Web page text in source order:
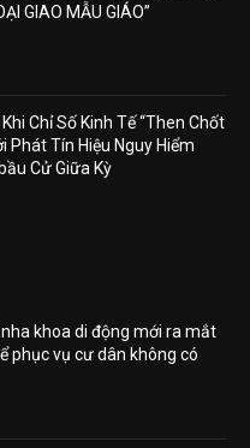
GIAO MẪU GIÁO”
Chỉ Số Kinh Tế “Then Chốt
Phát Tín Hiệu Nguy Hiểm
Cử Giữa Kỳ
khoa di động mới ra mắt
phục vụ cư dân không có